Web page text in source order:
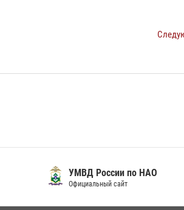
УМВД России по НАО
Официальный сайт